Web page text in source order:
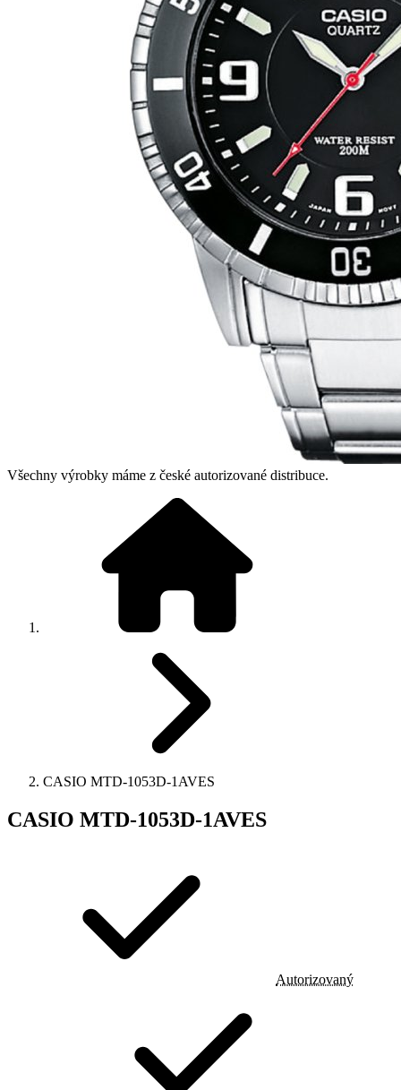
Všechny výrobky máme z české autorizované distribuce.
CASIO MTD-1053D-1AVES
CASIO MTD-1053D-1AVES
Autorizovaný